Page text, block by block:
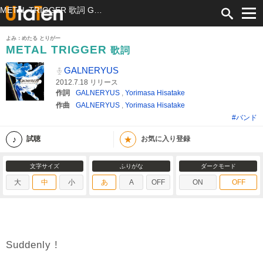
よみ：めたる とりがー
METAL TRIGGER 歌詞
GALNERYUS
2012.7.18 リリース
作詞
GALNERYUS , Yorimasa Hisatake
作曲
GALNERYUS , Yorimasa Hisatake
#バンド
試聴 ★ お気に入り登録
文字サイズ
大 中 小
ふりがな
あ A OFF
ダークモード
ON OFF
Suddenly !